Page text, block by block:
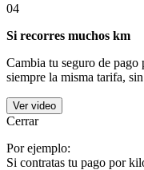
04
Si recorres muchos km
Cambia tu seguro de
siempre la misma tarifa,
Ver video
Cerrar
Por ejemplo:
Si contratas tu pago por